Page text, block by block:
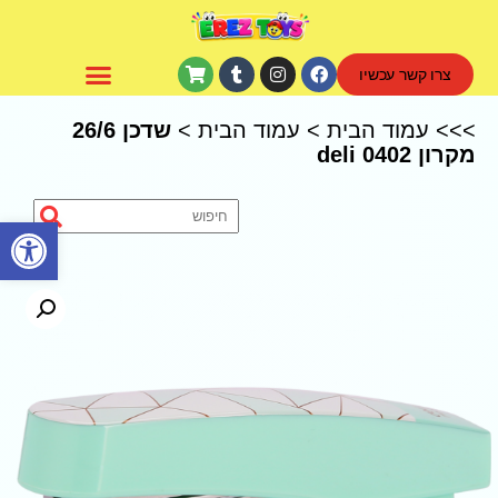
פתח סרגל נגישות
צרו קשר עכשיו
>>> עמוד הבית > עמוד הבית >
שדכן 26/6
מקרון 0402 deli